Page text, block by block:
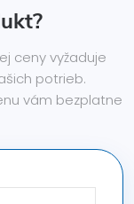
ceny vyžaduje
potrieb.
vám bezplatne